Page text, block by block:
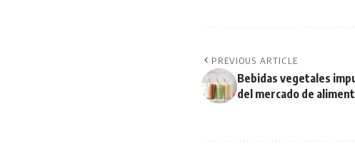
PREVIOUS ARTICLE
Bebidas vegetales
del mercado de